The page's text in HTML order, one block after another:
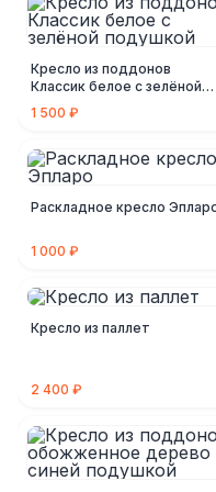
Кресло из поддонов
Классик белое c зелёной
подушкой
1 500 ₽
Раскладное кресло
1 000 ₽
Кресло из паллет
2 400 ₽